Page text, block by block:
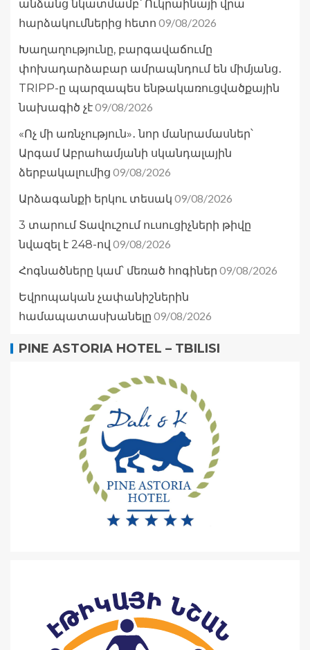
անձանց նկատմամբ՝ Ուկրաինայի վրա
հարձակումներից հետո 09/08/2026
Խաղաղությունը, բարգավաճումը
փոխադարձաբար ամրապնդում են միմյանց․
TRIPP-ը պարզապես ենթակառուցվածքային
նախագիծ չէ09/08/2026
«Ոչ մի առնչություն»․ նոր մանրամասներ՝
Արգամ Աբրահամյանի սկանդալային
ձերբակալումից 09/08/2026
Արձագանքի երկու տեսակ 09/08/2026
3 տարում Տավուշում ուսուցիչների թիվը
նվազել է 248-ով 09/08/2026
Հոգնածները կամ՝ մեռած հոգիներ 09/08/2026
Եվրոպական չափանիշներին
համապատասխանելը 09/08/2026
PINE ASTORIA HOTEL – TBILISI